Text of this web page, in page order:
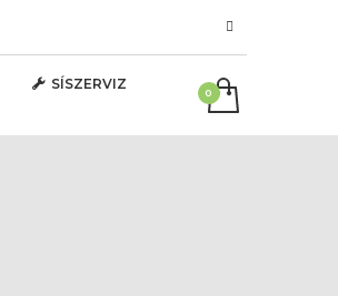
SÍSZERVIZ